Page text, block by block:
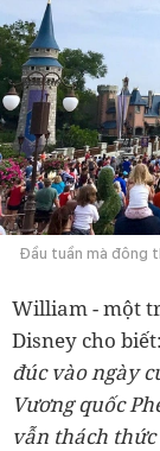
Đầu tuần mà đông
William - một
Disney cho biết:
đúc vào ngày
Vương quốc
vẫn thách